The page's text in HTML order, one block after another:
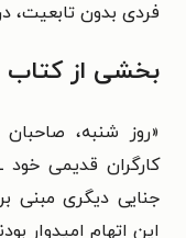
فردی بدون تابعیت،
بخشی از کتاب
«روز شنبه،
کارگران قدیمی خود
جنایی دیگری مبنی
این اتهام امیدوار